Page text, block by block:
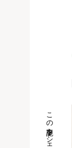
この記事をシェア